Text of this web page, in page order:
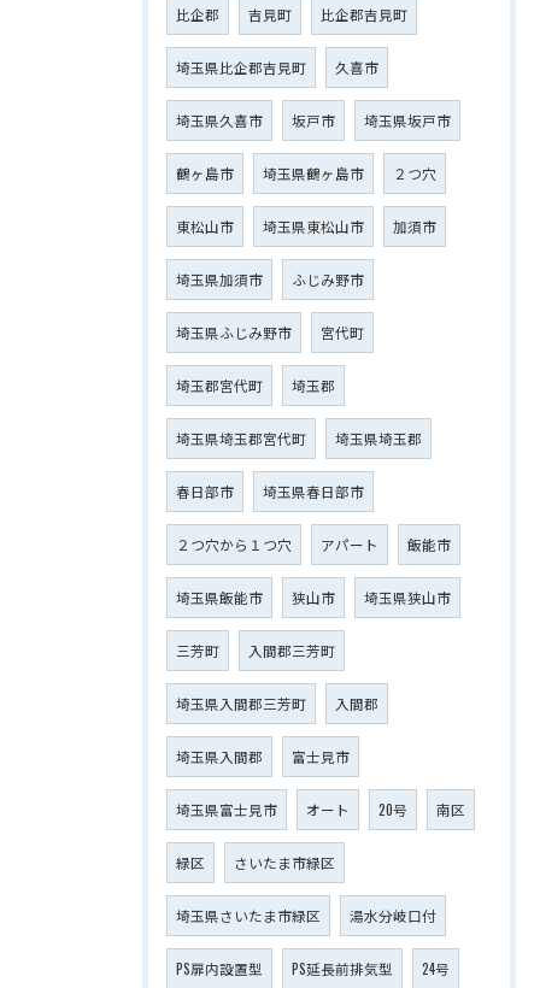
比企郡 吉見町 比企郡吉見町
埼玉県比企郡吉見町 久喜市
埼玉県久喜市 坂戸市 埼玉県坂戸市
鶴ヶ島市 埼玉県鶴ヶ島市 ２つ穴
東松山市 埼玉県東松山市 加須市
埼玉県加須市 ふじみ野市
埼玉県ふじみ野市 宮代町
埼玉郡宮代町 埼玉郡
埼玉県埼玉郡宮代町 埼玉県埼玉郡
春日部市 埼玉県春日部市
２つ穴から１つ穴 アパート 飯能市
埼玉県飯能市 狭山市 埼玉県狭山市
三芳町 入間郡三芳町
埼玉県入間郡三芳町 入間郡
埼玉県入間郡 富士見市
埼玉県富士見市 オート 20号 南区
緑区 さいたま市緑区
埼玉県さいたま市緑区 湯水分岐口付
PS扉内設置型 PS延長前排気型 24号